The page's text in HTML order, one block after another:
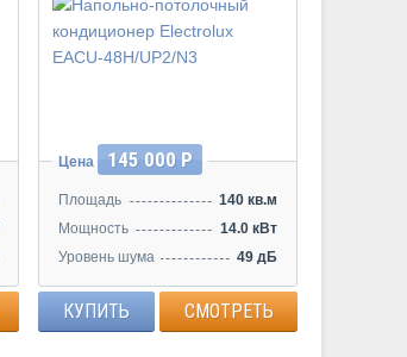
Цена 145 000 Р
Площадь
140 кв.м
Мощность
14.0 кВт
Уровень шума
49 дБ
КУПИТЬ СМОТРЕТЬ